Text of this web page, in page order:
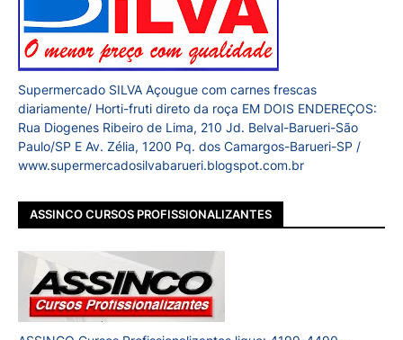
Supermercado SILVA Açougue com carnes frescas
diariamente/ Horti-fruti direto da roça EM DOIS ENDEREÇOS:
Rua Diogenes Ribeiro de Lima, 210 Jd. Belval-Barueri-São
Paulo/SP E Av. Zélia, 1200 Pq. dos Camargos-Barueri-SP /
www.supermercadosilvabarueri.blogspot.com.br
ASSINCO CURSOS PROFISSIONALIZANTES